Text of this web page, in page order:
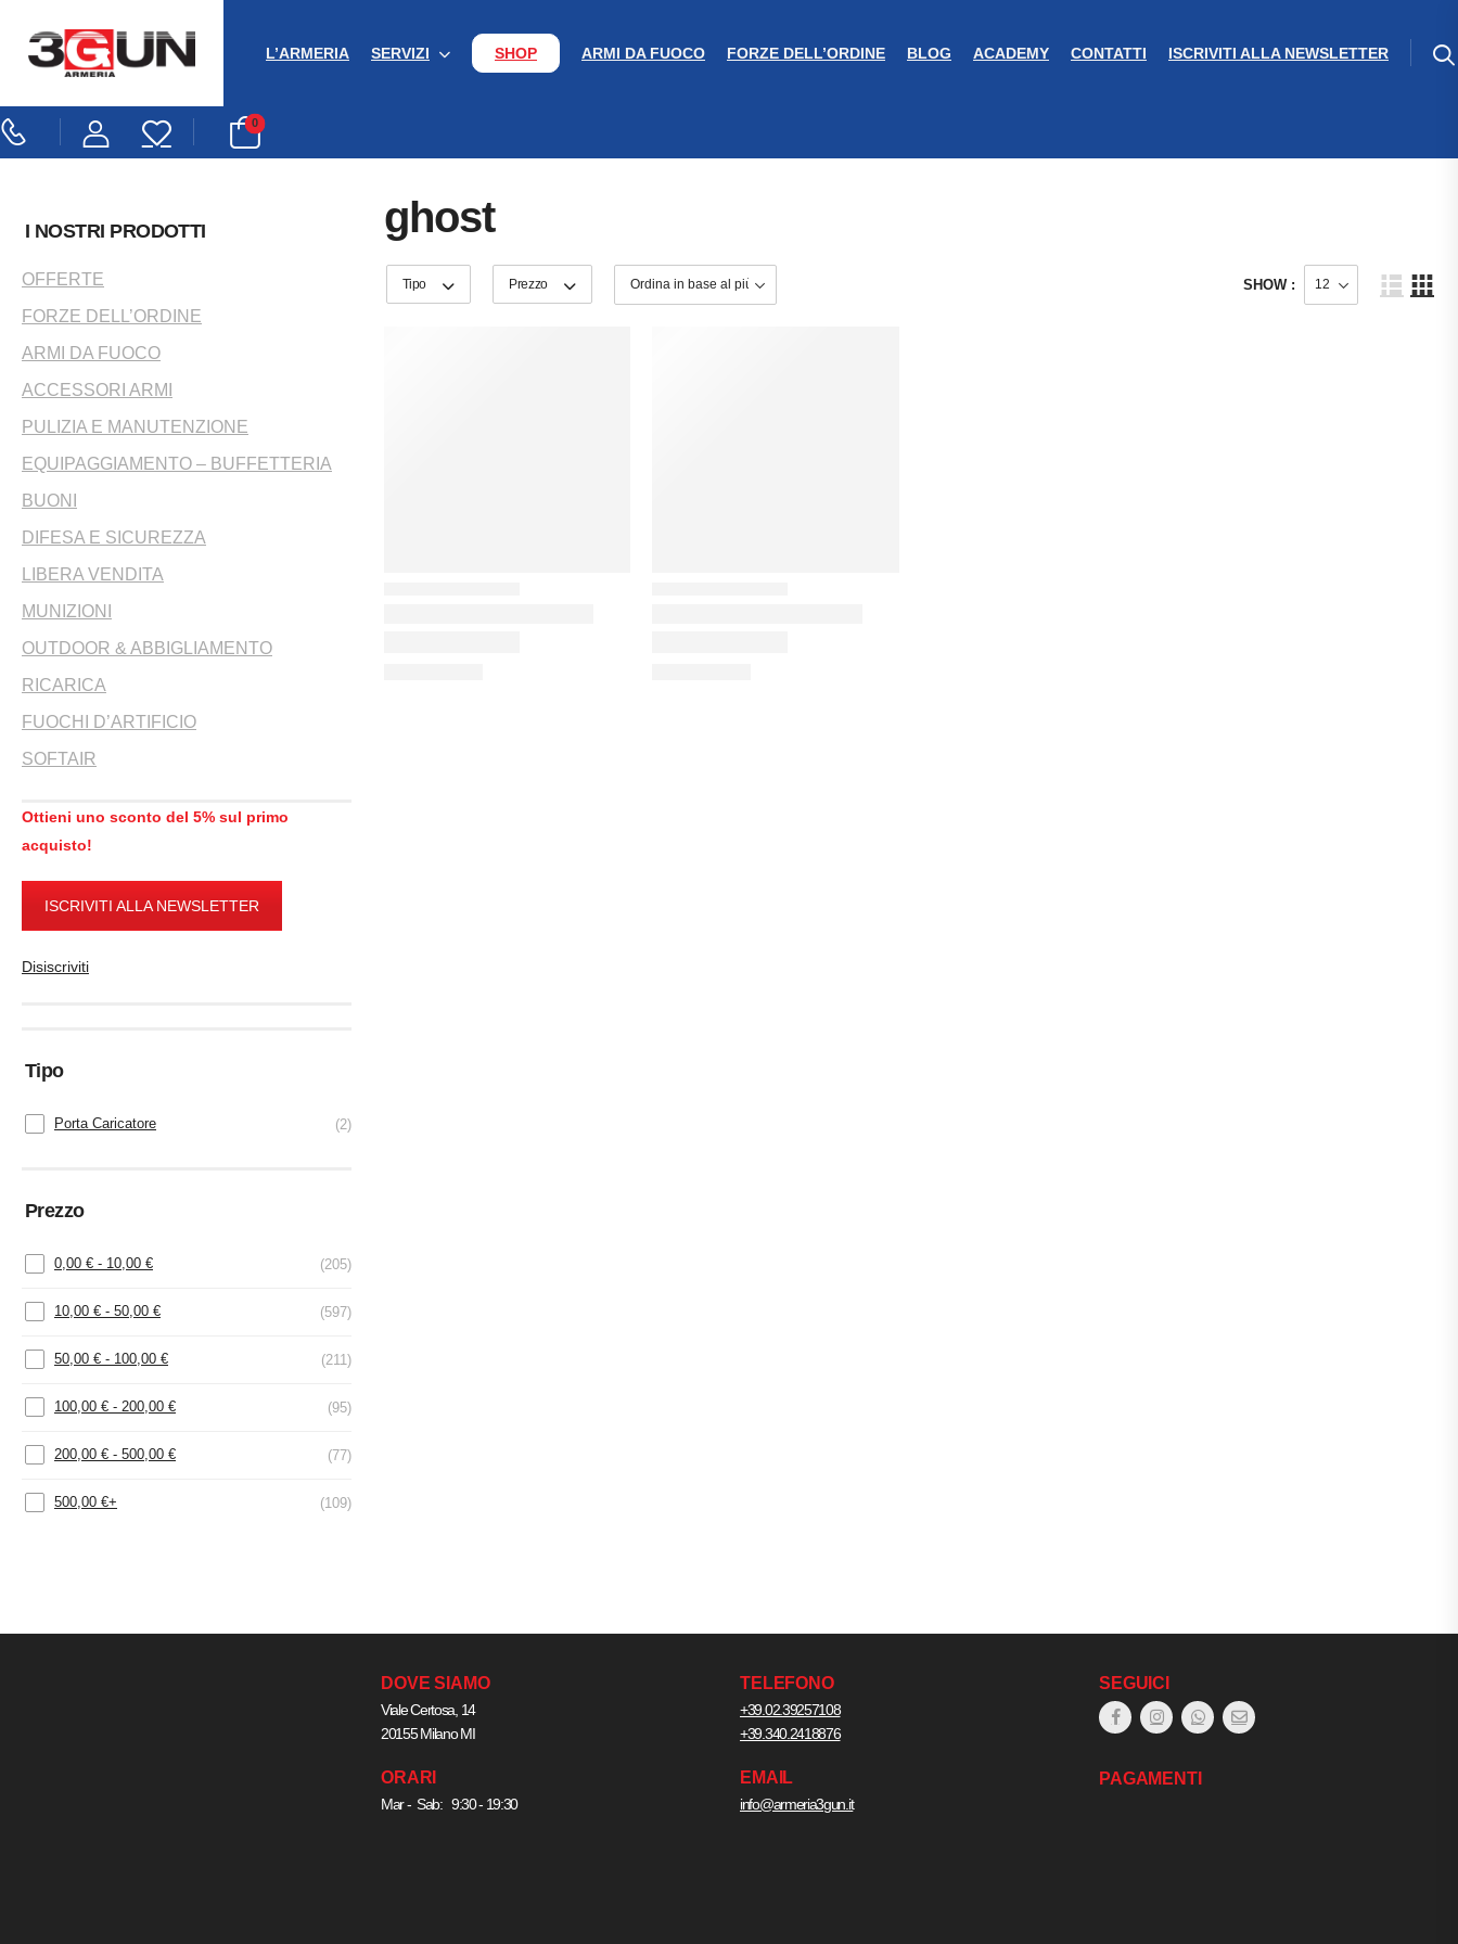
L’ARMERIA SERVIZI SHOP ARMI DA FUOCO FORZE DELL’ORDINE BLOG ACADEMY CONTATTI ISCRIVITI ALLA NEWSLETTER
0
I NOSTRI PRODOTTI
OFFERTE
FORZE DELL’ORDINE
ARMI DA FUOCO
ACCESSORI ARMI
PULIZIA E MANUTENZIONE
EQUIPAGGIAMENTO – BUFFETTERIA
BUONI
DIFESA E SICUREZZA
LIBERA VENDITA
MUNIZIONI
OUTDOOR & ABBIGLIAMENTO
RICARICA
FUOCHI D’ARTIFICIO
SOFTAIR
Ottieni uno sconto del 5% sul primo
acquisto!
ISCRIVITI ALLA NEWSLETTER
Disiscriviti
Tipo
Porta Caricatore 2
Prezzo
0,00 € - 10,00 € (205)
10,00 € - 50,00 € (597)
50,00 € - 100,00 € (211)
100,00 € - 200,00 € (95)
200,00 € - 500,00 € (77)
500,00 €+ (109)
ghost
Tipo Prezzo SHOW :
DOVE SIAMO
Viale Certosa, 14
20155 Milano MI
ORARI
Mar - Sab: 9:30 - 19:30
TELEFONO
+39.02.39257108
+39.340.2418876
EMAIL
info@armeria3gun.it
SEGUICI
PAGAMENTI